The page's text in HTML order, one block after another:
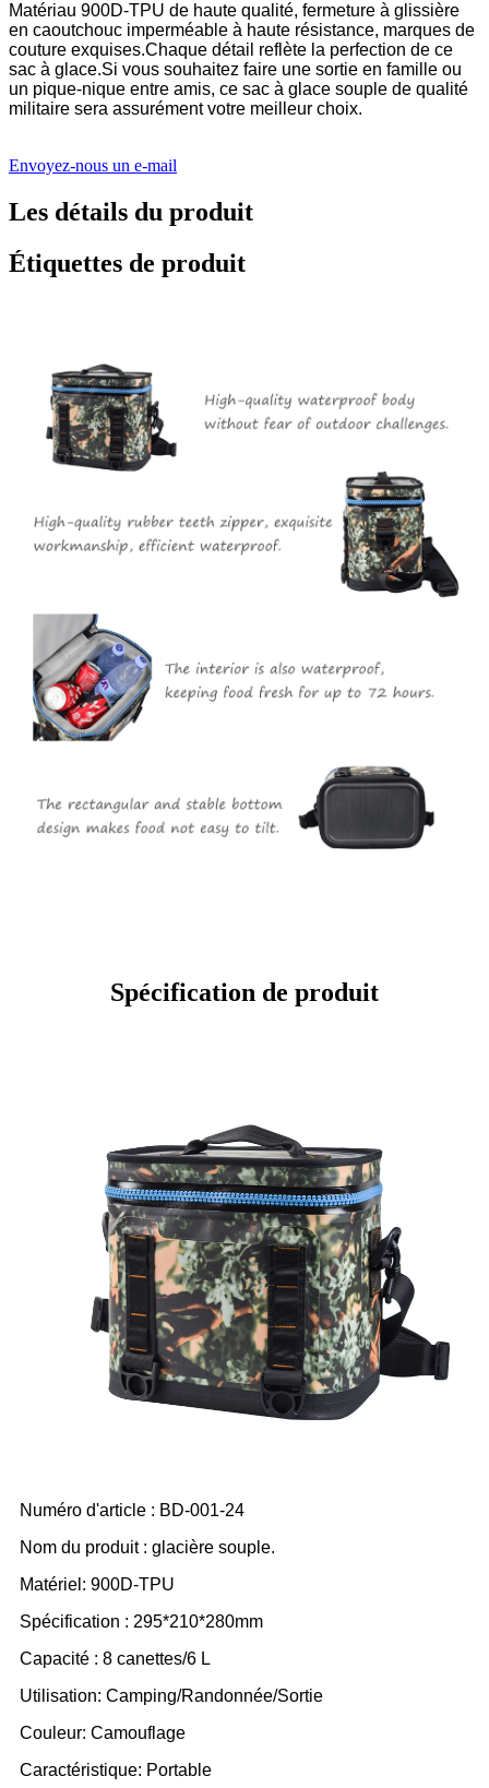
Matériau 900D-TPU de haute qualité, fermeture à glissière
en caoutchouc imperméable à haute résistance, marques de
couture exquises.Chaque détail reflète la perfection de ce
sac à glace.Si vous souhaitez faire une sortie en famille ou
un pique-nique entre amis, ce sac à glace souple de qualité
militaire sera assurément votre meilleur choix.
Envoyez-nous un e-mail
Les détails du produit
Étiquettes de produit
Spécification de produit
Numéro d'article : BD-001-24
Nom du produit : glacière souple.
Matériel: 900D-TPU
Spécification : 295*210*280mm
Capacité : 8 canettes/6 L
Utilisation: Camping/Randonnée/Sortie
Couleur: Camouflage
Caractéristique: Portable